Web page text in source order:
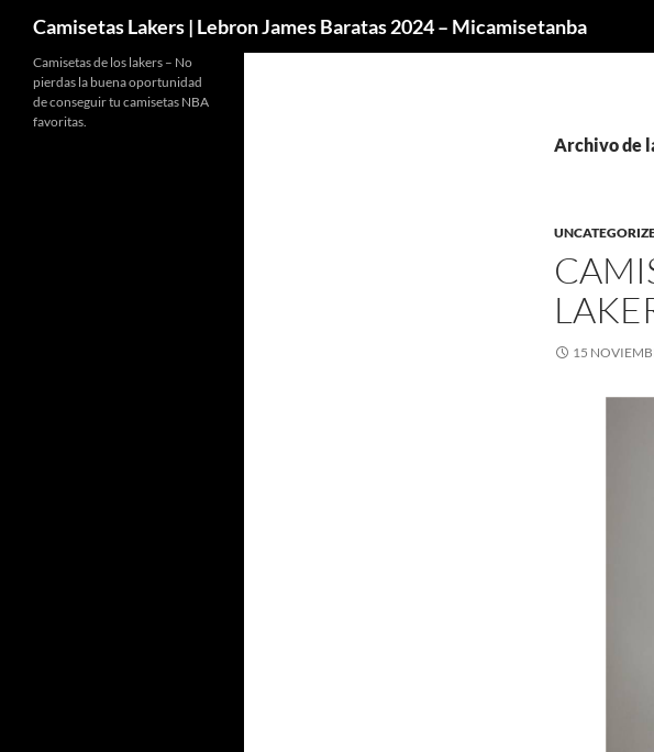
Camisetas Lakers | Lebron James Baratas 2024 – Micamisetanba
Archivo de
15
Camisetas de los lakers – No
pierdas la buena oportunidad
de conseguir tu camisetas NBA
favoritas.